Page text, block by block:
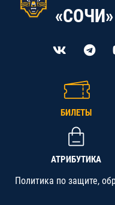
«СОЧИ»
БИЛЕТЫ
АТРИБУТИКА
Политика по защите,